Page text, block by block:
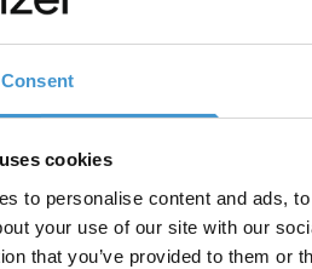
Consent
cookies
to personalise content and ads,
your use of our site with our
that you’ve provided to them or
af dit produkt?
for, hvor du kan ramme dem
for Bonzer
en intuitiv forståelse af
der bestemmer, hvordan
overveje, om din pris bør